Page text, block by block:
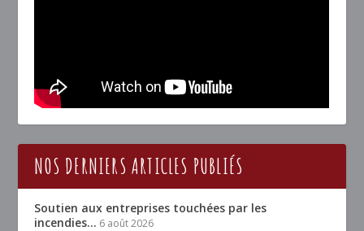
NOS DERNIERS ARTICLES PUBLIÉS
Soutien aux entreprises touchées par les
incendies… 6 août 2026